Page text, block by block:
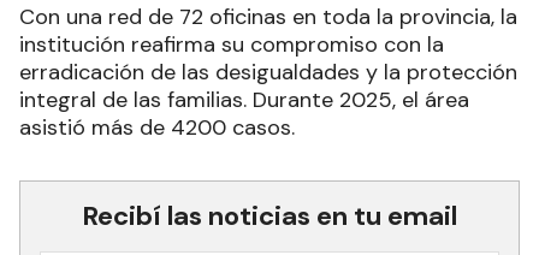
Con una red de 72 oficinas en toda la provincia, la
institución reafirma su compromiso con la
erradicación de las desigualdades y la protección
integral de las familias. Durante 2025, el área
asistió más de 4200 casos.
Recibí las noticias en tu email